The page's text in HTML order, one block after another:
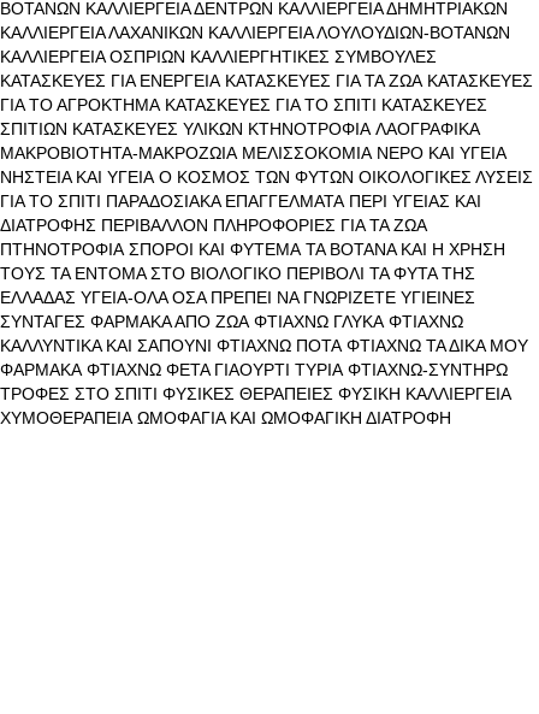
ΒΟΤΑΝΩΝ ΚΑΛΛΙΕΡΓΕΙΑ ΔΕΝΤΡΩΝ ΚΑΛΛΙΕΡΓΕΙΑ ΔΗΜΗΤΡΙΑΚΩΝ
ΚΑΛΛΙΕΡΓΕΙΑ ΛΑΧΑΝΙΚΩΝ ΚΑΛΛΙΕΡΓΕΙΑ ΛΟΥΛΟΥΔΙΩΝ-ΒΟΤΑΝΩΝ
ΚΑΛΛΙΕΡΓΕΙΑ ΟΣΠΡΙΩΝ ΚΑΛΛΙΕΡΓΗΤΙΚΕΣ ΣΥΜΒΟΥΛΕΣ
ΚΑΤΑΣΚΕΥΕΣ ΓΙΑ ΕΝΕΡΓΕΙΑ ΚΑΤΑΣΚΕΥΕΣ ΓΙΑ ΤΑ ΖΩΑ ΚΑΤΑΣΚΕΥΕΣ
ΓΙΑ ΤΟ ΑΓΡΟΚΤΗΜΑ ΚΑΤΑΣΚΕΥΕΣ ΓΙΑ ΤΟ ΣΠΙΤΙ ΚΑΤΑΣΚΕΥΕΣ
ΣΠΙΤΙΩΝ ΚΑΤΑΣΚΕΥΕΣ ΥΛΙΚΩΝ ΚΤΗΝΟΤΡΟΦΙΑ ΛΑΟΓΡΑΦΙΚΑ
ΜΑΚΡΟΒΙΟΤΗΤΑ-ΜΑΚΡΟΖΩΙΑ ΜΕΛΙΣΣΟΚΟΜΙΑ ΝΕΡΟ ΚΑΙ ΥΓΕΙΑ
ΝΗΣΤΕΙΑ ΚΑΙ ΥΓΕΙΑ Ο ΚΟΣΜΟΣ ΤΩΝ ΦΥΤΩΝ ΟΙΚΟΛΟΓΙΚΕΣ ΛΥΣΕΙΣ
ΓΙΑ ΤΟ ΣΠΙΤΙ ΠΑΡΑΔΟΣΙΑΚΑ ΕΠΑΓΓΕΛΜΑΤΑ ΠΕΡΙ ΥΓΕΙΑΣ ΚΑΙ
ΔΙΑΤΡΟΦΗΣ ΠΕΡΙΒΑΛΛΟΝ ΠΛΗΡΟΦΟΡΙΕΣ ΓΙΑ ΤΑ ΖΩΑ
ΠΤΗΝΟΤΡΟΦΙΑ ΣΠΟΡΟΙ ΚΑΙ ΦΥΤΕΜΑ ΤΑ ΒΟΤΑΝΑ ΚΑΙ Η ΧΡΗΣΗ
ΤΟΥΣ ΤΑ ΕΝΤΟΜΑ ΣΤΟ ΒΙΟΛΟΓΙΚΟ ΠΕΡΙΒΟΛΙ ΤΑ ΦΥΤΑ ΤΗΣ
ΕΛΛΑΔΑΣ ΥΓΕΙΑ-ΟΛΑ ΟΣΑ ΠΡΕΠΕΙ ΝΑ ΓΝΩΡΙΖΕΤΕ ΥΓΙΕΙΝΕΣ
ΣΥΝΤΑΓΕΣ ΦΑΡΜΑΚΑ ΑΠΟ ΖΩΑ ΦΤΙΑΧΝΩ ΓΛΥΚΑ ΦΤΙΑΧΝΩ
ΚΑΛΛΥΝΤΙΚΑ ΚΑΙ ΣΑΠΟΥΝΙ ΦΤΙΑΧΝΩ ΠΟΤΑ ΦΤΙΑΧΝΩ ΤΑ ΔΙΚΑ ΜΟΥ
ΦΑΡΜΑΚΑ ΦΤΙΑΧΝΩ ΦΕΤΑ ΓΙΑΟΥΡΤΙ ΤΥΡΙΑ ΦΤΙΑΧΝΩ-ΣΥΝΤΗΡΩ
ΤΡΟΦΕΣ ΣΤΟ ΣΠΙΤΙ ΦΥΣΙΚΕΣ ΘΕΡΑΠΕΙΕΣ ΦΥΣΙΚΗ ΚΑΛΛΙΕΡΓΕΙΑ
ΧΥΜΟΘΕΡΑΠΕΙΑ ΩΜΟΦΑΓΙΑ ΚΑΙ ΩΜΟΦΑΓΙΚΗ ΔΙΑΤΡΟΦΗ